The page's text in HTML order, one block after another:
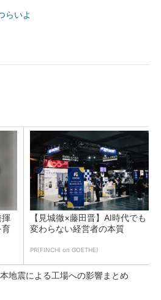
らいよ
育
【見城徹×藤田晋】AI時代でも
変わらない経営者の本質
PR(FINCHI on GOETHE)
地震による工場への影響まとめ